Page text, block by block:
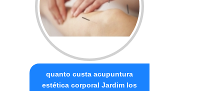
quanto custa acupuntura
estética corporal Jardim los